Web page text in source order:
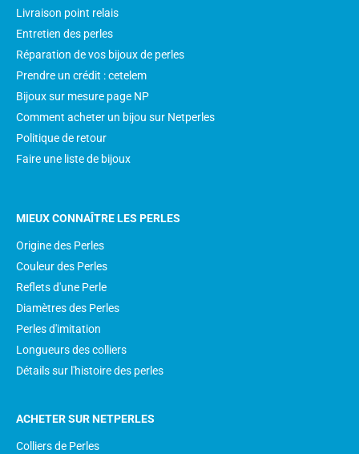
Livraison point relais
Entretien des perles
Réparation de vos bijoux de perles
Prendre un crédit : cetelem
Bijoux sur mesure page NP
Comment acheter un bijou sur Netperles
Politique de retour
Faire une liste de bijoux
MIEUX CONNAÎTRE LES PERLES
Origine des Perles
Couleur des Perles
Reflets d'une Perle
Diamètres des Perles
Perles d'imitation
Longueurs des colliers
Détails sur l'histoire des perles
ACHETER SUR NETPERLES
Colliers de Perles